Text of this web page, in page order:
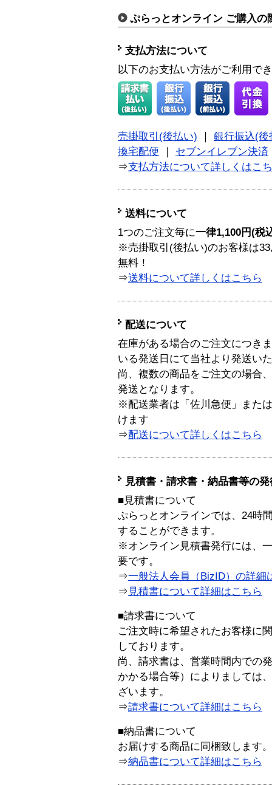
ぷらっとオンライン ご購入の
支払方法について
以下のお支払い方法がご利用で
売掛取引(後払い)
銀行振込(後
換宅配便
セブンイレブン決済
⇒支払方法について詳しくはこ
送料について
1つのご注文毎に一律1,100円(税
※売掛取引(後払い)のお客様は
無料！
⇒送料について詳しくはこちら
配送について
在庫がある場合のご注文につき
いる発送日にて当社より発送い
尚、複数の商品をご注文の場合
発送となります。
※配送業者は「佐川急便」また
けます
⇒配送について詳しくはこちら
見積書・請求書・納品書等の
■見積書について
ぷらっとオンラインでは、24時
することができます。
※オンライン見積書発行には、
要です。
⇒一般法人会員（BizID）の詳細
⇒ 見積書について詳細はこちら
■請求書について
ご注文時に希望されたお客様に
しております。
尚、請求書は、営業時間内での
かかる場合等）によりましては
ざいます。
⇒請求書について詳細はこちら
■納品書について
お届けする商品に同梱致します。
⇒納品書について詳細はこちら